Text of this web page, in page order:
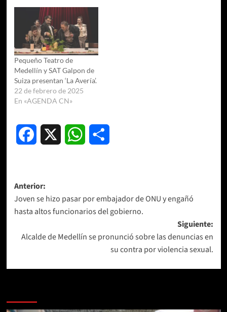
Pequeño Teatro de
Medellín y SAT Galpon de
Suiza presentan ‘La Avería’.
22 de febrero de 2025
En «AGENDA CN»
Facebook WhatsApp
Navegación
de
entradas
Anterior:
Joven se hizo pasar por embajador de ONU y engañó
hasta altos funcionarios del gobierno.
Siguiente:
Alcalde de Medellín se pronunció sobre las denuncias en
su contra por violencia sexual.